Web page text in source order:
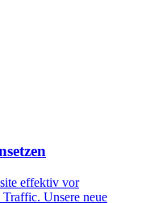
effektiv vor
Unsere neue